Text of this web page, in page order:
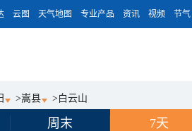
云图 天气地图 专业产品 资讯 视频 节气
>嵩县 > 白云山
周末 7天